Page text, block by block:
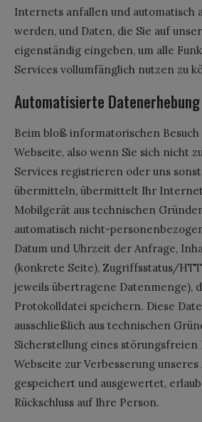
Internets anfallen und automatisch
werden, und Daten, die Sie auf
eigenständig eingeben, um alle
Services vollumfänglich nutzen zu
Automatisierte Datenerhebung
Beim bloß informatorischen
Webseite, also wenn Sie sich nicht
Services registrieren oder uns
übermitteln, übermittelt Ihr
Mobilgerät aus technischen
automatisch nicht-
Datum und Uhrzeit der Anfrage,
(konkrete Seite), Zugriffsstatus/
jeweils übertragene Datenmenge),
Protokolldatei speichern. Diese
ausschließlich aus technischen
Sicherstellung eines störungsfreien
Webseite zur Verbesserung unseres
gespeichert und ausgewertet,
Rückschluss auf Ihre Person.